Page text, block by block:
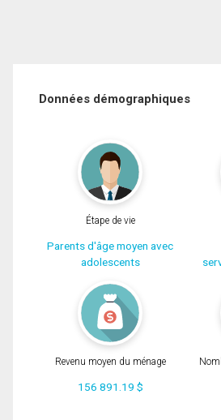
Données démographiques
Étape de vie
Parents d'âge moyen avec
adolescents
Revenu moyen du ménage
156 891.19 $